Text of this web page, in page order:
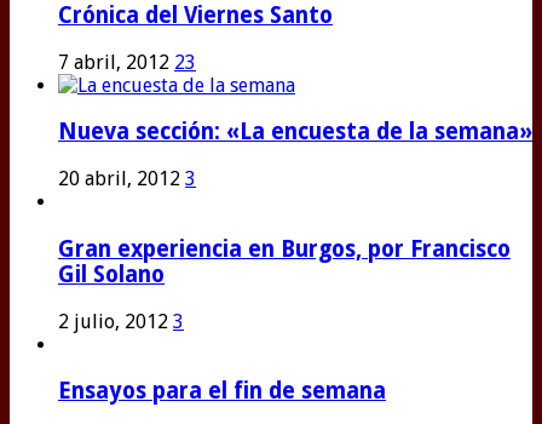
Crónica del Viernes Santo
7 abril, 2012 23
Nueva sección: «La encuesta de la semana»
20 abril, 2012 3
Gran experiencia en Burgos, por Francisco
Gil Solano
2 julio, 2012 3
Ensayos para el fin de semana